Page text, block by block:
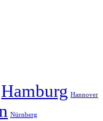
Hamburg Hannover
Nürnberg